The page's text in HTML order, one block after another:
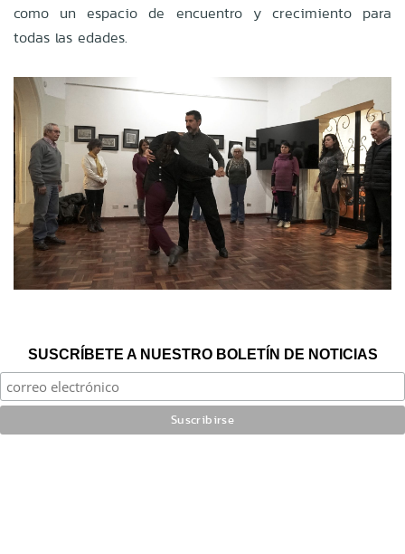
como un espacio de encuentro y crecimiento para
todas las edades.
SUSCRÍBETE A NUESTRO BOLETÍN DE NOTICIAS